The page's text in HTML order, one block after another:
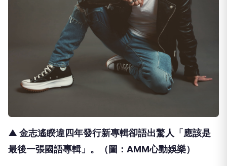
▲ 金志遙睽違四年發行新專輯卻語出驚人「應該是
最後一張國語專輯」。
（圖：AMM心動娛樂）